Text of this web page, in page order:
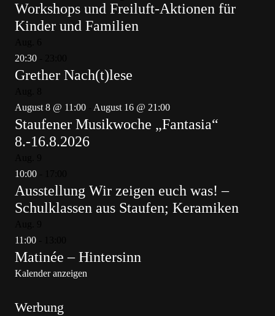
Workshops und Freiluft-Aktionen für
Kinder und Familien
20:30
Grether Nach(t)lese
August 8 @ 11:00
August 16 @ 21:00
Staufener Musikwoche „Fantasia“
8.-16.8.2026
10:00
Ausstellung Wir zeigen euch was! –
Schulklassen aus Staufen; Keramiken
11:00
Matinée – Hintersinn
Kalender anzeigen
Werbung